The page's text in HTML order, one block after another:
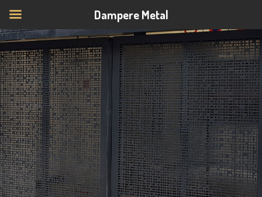
Dampere Metal